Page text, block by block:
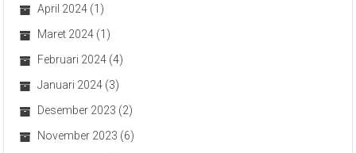
April 2024 (1)
Maret 2024 (1)
Februari 2024 (4)
Januari 2024 (3)
Desember 2023 (2)
November 2023 (6)